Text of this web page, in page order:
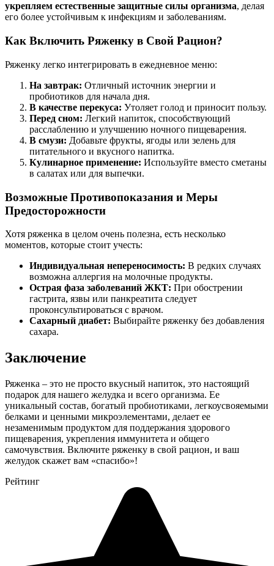
укрепляем естественные защитные силы организма, делая
его более устойчивым к инфекциям и заболеваниям.
Как Включить Ряженку в Свой Рацион?
Ряженку легко интегрировать в ежедневное меню:
На завтрак: Отличный источник энергии и
пробиотиков для начала дня.
В качестве перекуса: Утоляет голод и приносит пользу.
Перед сном: Легкий напиток, способствующий
расслаблению и улучшению ночного пищеварения.
В смузи: Добавьте фрукты, ягоды или зелень для
питательного и вкусного напитка.
Кулинарное применение: Используйте вместо сметаны
в салатах или для выпечки.
Возможные Противопоказания и Меры
Предосторожности
Хотя ряженка в целом очень полезна, есть несколько
моментов, которые стоит учесть:
Индивидуальная непереносимость: В редких случаях
возможна аллергия на молочные продукты.
Острая фаза заболеваний ЖКТ: При обострении
гастрита, язвы или панкреатита следует
проконсультироваться с врачом.
Сахарный диабет: Выбирайте ряженку без добавления
сахара.
Заключение
Ряженка – это не просто вкусный напиток, это настоящий
подарок для нашего желудка и всего организма. Ее
уникальный состав, богатый пробиотиками, легкоусвояемыми
белками и ценными микроэлементами, делает ее
незаменимым продуктом для поддержания здорового
пищеварения, укрепления иммунитета и общего
самочувствия. Включите ряженку в свой рацион, и ваш
желудок скажет вам «спасибо»!
Рейтинг